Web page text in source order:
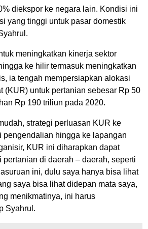
diekspor ke negara lain. Kondisi ini
yang tinggi untuk pasar domestik
meningkatkan kinerja sektor
ke hilir termasuk meningkatkan
ia tengah mempersiapkan alokasi
(KUR) untuk pertanian sebesar Rp 50
Rp 190 triliun pada 2020.
strategi perluasan KUR ke
pengendalian hingga ke lapangan
KUR ini diharapkan dapat
pertanian di daerah – daerah, seperti
ini, dulu saya hanya bisa lihat
saya bisa lihat didepan mata saya,
menikmatinya, ini harus
Syahrul.